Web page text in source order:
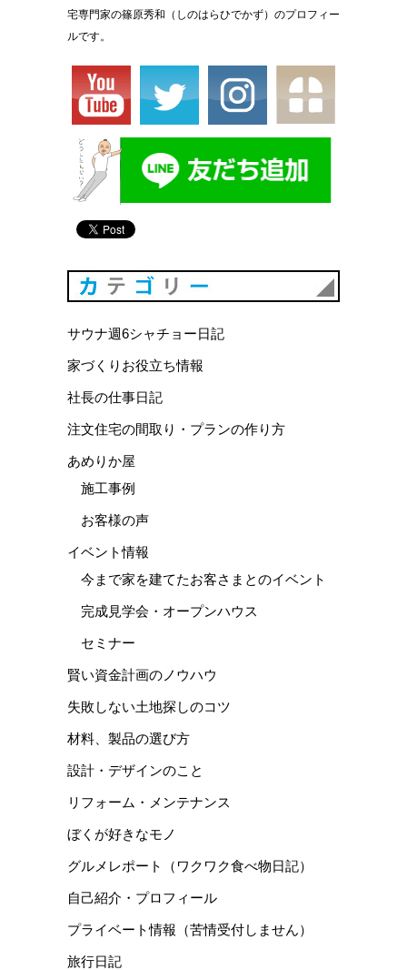
宅専門家の篠原秀和（しのはらひでかず）のプロフィー
ルです。
サウナ週6シャチョー日記
家づくりお役立ち情報
社長の仕事日記
注文住宅の間取り・プランの作り方
あめりか屋
施工事例
お客様の声
イベント情報
今まで家を建てたお客さまとのイベント
完成見学会・オープンハウス
セミナー
賢い資金計画のノウハウ
失敗しない土地探しのコツ
材料、製品の選び方
設計・デザインのこと
リフォーム・メンテナンス
ぼくが好きなモノ
グルメレポート（ワクワク食べ物日記）
自己紹介・プロフィール
プライベート情報（苦情受付しません）
旅行日記